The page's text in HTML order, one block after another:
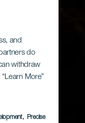
and
do
withdraw
More”
, Precise